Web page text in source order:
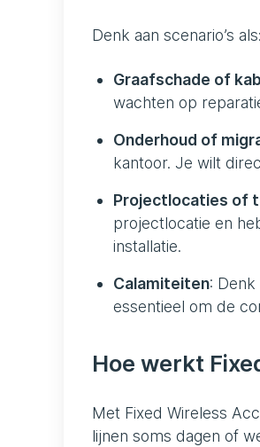
Denk aan scenario’s als:
Graafschade of
wachten op
Onderhoud of
kantoor. Je wilt
Projectlocaties of
projectlocatie en
installatie.
Calamiteiten:
essentieel om de
Hoe werkt
Met Fixed Wireless
lijnen soms dagen of